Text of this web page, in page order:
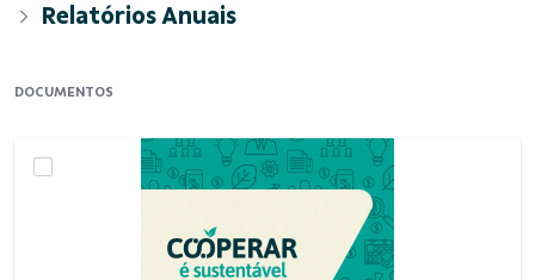
Relatórios Anuais
DOCUMENTOS